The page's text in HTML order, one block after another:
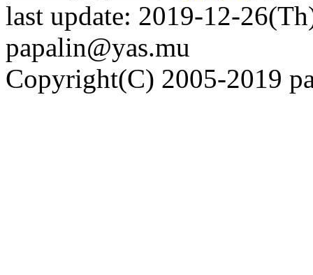
last update: 2019-12-
papalin@yas.mu
Copyright(C) 2005-2019